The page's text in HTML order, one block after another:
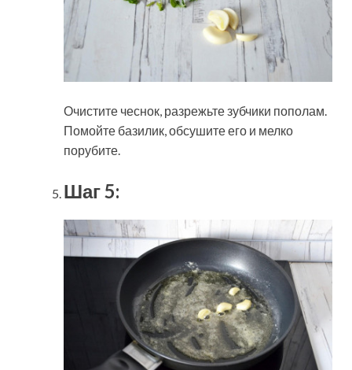
Очистите чеснок, разрежьте зубчики пополам.
Помойте базилик, обсушите его и мелко
порубите.
Шаг 5: